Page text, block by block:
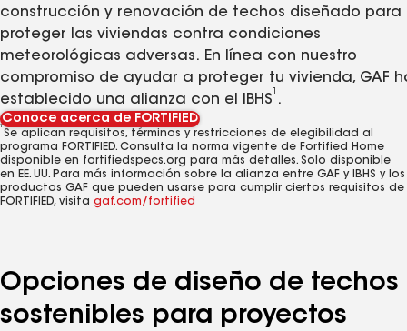
construcción y renovación de techos diseñado para
proteger las viviendas contra condiciones
meteorológicas adversas. En línea con nuestro
compromiso de ayudar a proteger tu vivienda, GAF
establecido una alianza con el IBHS .
Conoce acerca de FORTIFIED
1
Se aplican requisitos, términos y restricciones de elegibilidad al
programa FORTIFIED. Consulta la norma vigente de Fortified Home
disponible en fortifiedspecs.org para más detalles. Solo disponible
en EE. UU. Para más información sobre la alianza entre GAF y IBHS y los
productos GAF que pueden usarse para cumplir ciertos requisitos de
FORTIFIED, visita gaf.com/fortified
Opciones de diseño de techos
sostenibles para proyectos